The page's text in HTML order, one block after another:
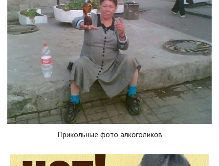
Прикольные фото алкоголиков